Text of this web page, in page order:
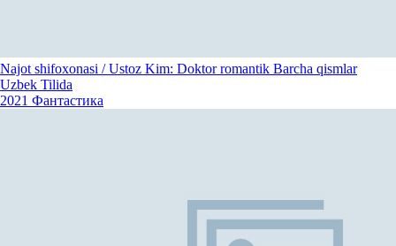
Najot shifoxonasi / Ustoz Kim: Doktor romantik Barcha qismlar
Uzbek Tilida
2021 Фантастика